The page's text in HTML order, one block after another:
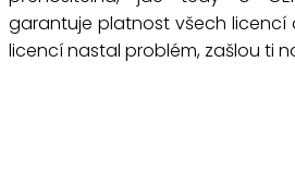
garantuje platnost všech licencí
licencí nastal problém, zašlou ti